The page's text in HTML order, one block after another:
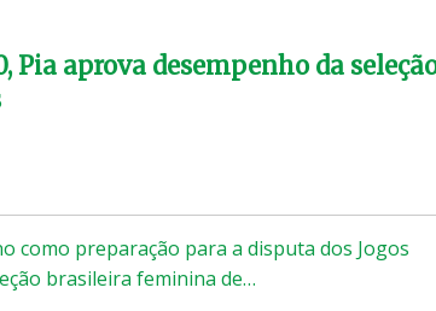
Pia aprova desempenho da
como preparação para a disputa dos Jogos
brasileira feminina de…